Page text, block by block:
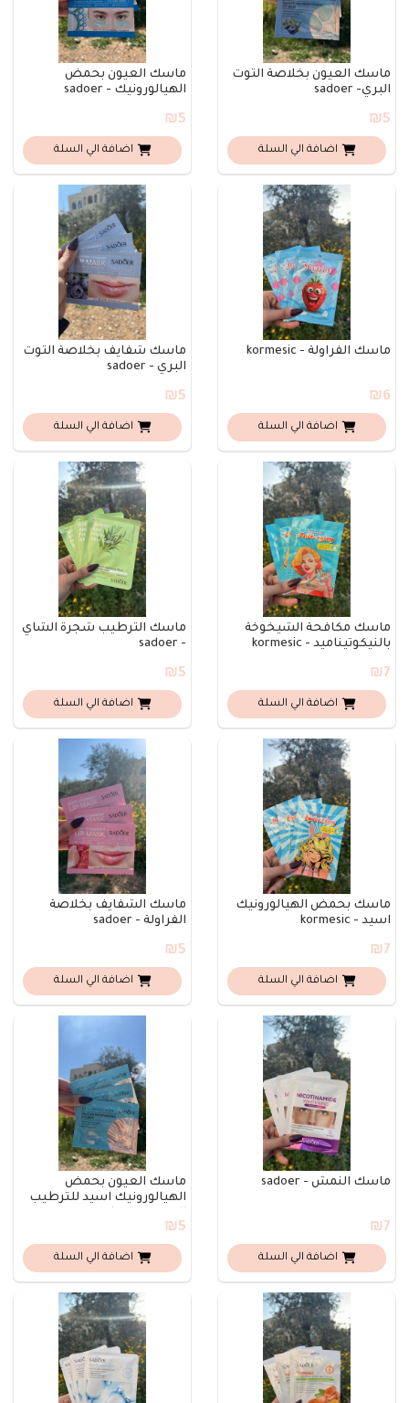
ماسك العيون بخلاصة التوت
البري- sadoer
₪5
اضافة الي السلة
ماسك العيون بحمض
الهيالورونيك - sadoer
₪5
اضافة الي السلة
ماسك الفراولة - kormesic
₪6
اضافة الي السلة
ماسك شفايف بخلاصة التوت
البري - sadoer
₪5
اضافة الي السلة
ماسك مكافحة الشيخوخة
بالنيكوتيناميد - kormesic
₪7
اضافة الي السلة
ماسك الترطيب شجرة الشاي
- sadoer
₪5
اضافة الي السلة
ماسك بحمض الهيالورونيك
اسيد - kormesic
₪7
اضافة الي السلة
ماسك الشفايف بخلاصة
الفراولة - sadoer
₪5
اضافة الي السلة
ماسك النمش - sadoer
₪7
اضافة الي السلة
ماسك العيون بحمض
الهيالورونيك اسيد للترطيب
₪5
اضافة الي السلة